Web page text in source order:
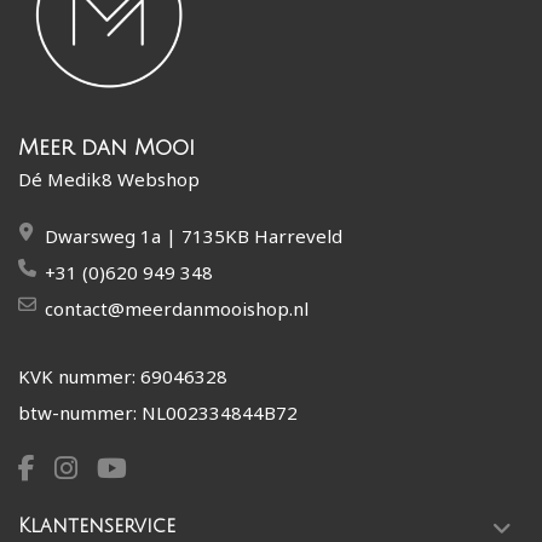
Meer dan Mooi
Dé Medik8 Webshop
Dwarsweg 1a | 7135KB Harreveld
+31 (0)620 949 348
contact@meerdanmooishop.nl
KVK nummer: 69046328
btw-nummer: NL002334844B72
Klantenservice